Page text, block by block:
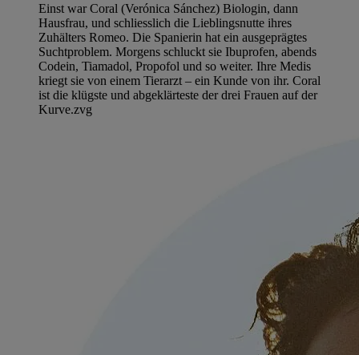
Einst war Coral (Verónica Sánchez) Biologin, dann
Hausfrau, und schliesslich die Lieblingsnutte ihres
Zuhälters Romeo. Die Spanierin hat ein ausgeprägtes
Suchtproblem. Morgens schluckt sie Ibuprofen, abends
Codein, Tiamadol, Propofol und so weiter. Ihre Medis
kriegt sie von einem Tierarzt – ein Kunde von ihr. Coral
ist die klügste und abgeklärteste der drei Frauen auf der
Kurve.zvg